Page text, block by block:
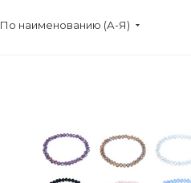
По наименованию (А-Я)